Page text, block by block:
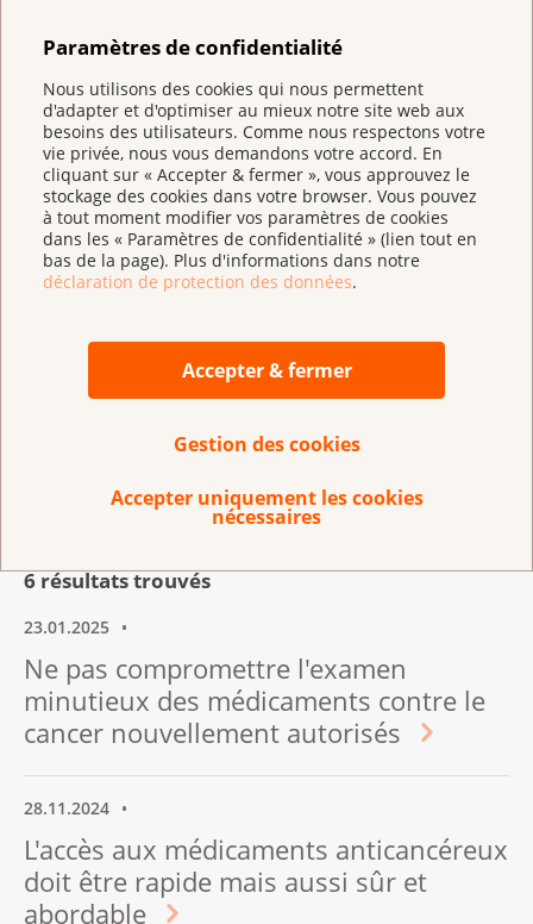
Paramètres de confidentialité
Nous utilisons des cookies qui nous permettent
d'adapter et d'optimiser au mieux notre site web aux
besoins des utilisateurs. Comme nous respectons votre
vie privée, nous vous demandons votre accord. En
cliquant sur « Accepter & fermer », vous approuvez le
stockage des cookies dans votre browser. Vous pouvez
à tout moment modifier vos paramètres de cookies
dans les « Paramètres de confidentialité » (lien tout en
bas de la page). Plus d'informations dans notre
déclaration de protection des données.
Accepter & fermer
Gestion des cookies
Accepter uniquement les cookies
nécessaires
non seulement rapide, mais aussi sûr et
financièrement abordable. Du point de vue des
patient·e·s, les procédures d’autorisation
accélérées ainsi que les négociations de prix
menées de manière confidentielle posent des
problèmes : il n’est pas prouvé qu’elles permettent
une mise à disposition plus rapide et à moindre
coût de traitements vitaux.
Affaires pertinentes
Au niveau national, 2ème paquet de mesures
6 résultats trouvés
23.01.2025
Ne pas compromettre l'examen
minutieux des médicaments contre le
cancer nouvellement autorisés
28.11.2024
L'accès aux médicaments anticancéreux
doit être rapide mais aussi sûr et
abordable